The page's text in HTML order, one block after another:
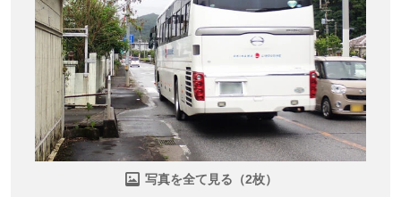
写真を全て見る（2枚）